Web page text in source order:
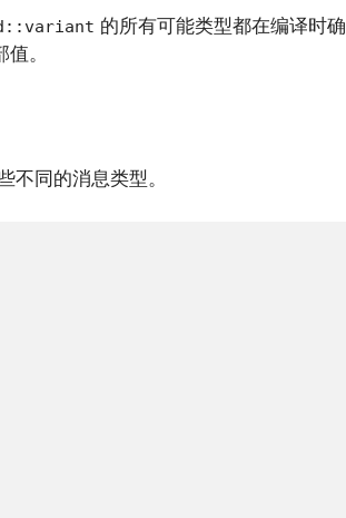
的所有可能类型都在编译时确
。
不同的消息类型。